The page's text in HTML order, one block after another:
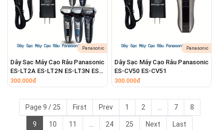
Panasonic
Dây Sạc Máy Cạo Râu Panasonic
ES-LT2A ES-LT2N ES-LT3N ES-
LT4N ES-LT5A ES-LT5N ES-
LT6A ES-LT6N ES-LT7N ES-
300.000đ
Panasonic
Dây Sạc Máy Cạo Râu Panasonic
ES-CV50 ES-CV51
300.000đ
Page 9 / 25 First Prev 1 2 7 8
9 10 11 24 25 Next Last